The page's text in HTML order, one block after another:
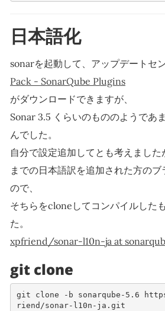
日本語化
sonarを起動して、アップデートセ
Pack - SonarQube Plugins
がダウンロードできますが、
Sonar 3.5 くらいのもののようであ
んでした。
自分で設定追加してとも考えまし
までの日本語訳を追加された方の
ので、
そちらをcloneしてコンパイルした
た。
xpfriend/sonar-l10n-ja at
git clone
git clone -b sonarqube-5.6
riend/sonar-l10n-ja.git